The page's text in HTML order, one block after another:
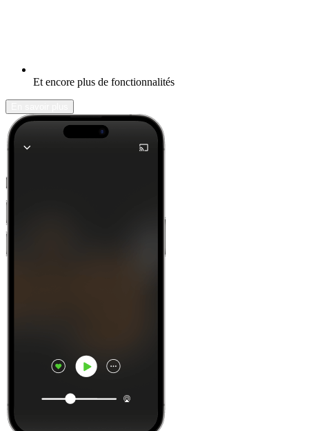
Et encore plus de fonctionnalités